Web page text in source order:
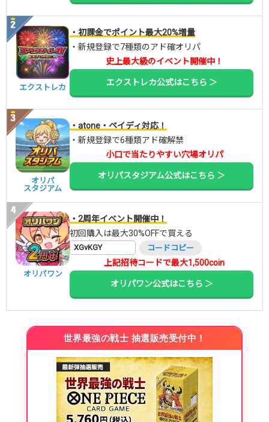
エクストレカ
・初課金でポイント最大20%増量
・新規登録で7種類のアド確オリパ
史上最大級のイベント開催中！
エクストレカ公式はこちら ＞
オリパ
スタジアム
・atone・ペイディ対応！
・新規登録で6種類アド確解禁
小口で当たりやすい穴場オリパ
オリパスタジアム公式はこちら ＞
オリパワン
・2周年イベント開催中！
初回購入は最大30%OFFで買える
XGvKGY コードコピー
上記招待コードで最大1,500coin
オリパワン公式はこちら ＞
世界最強の戦士 抽選販売受付中！